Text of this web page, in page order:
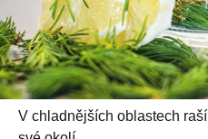
V chladnějších oblastech